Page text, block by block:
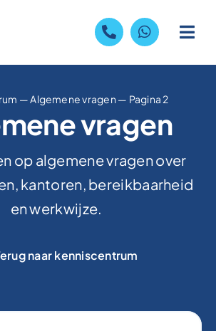
—Algemene vragen — Pagina 2
vragen
op algemene vragen over
kantoren, bereikbaarheid
en werkwijze.
naar kenniscentrum